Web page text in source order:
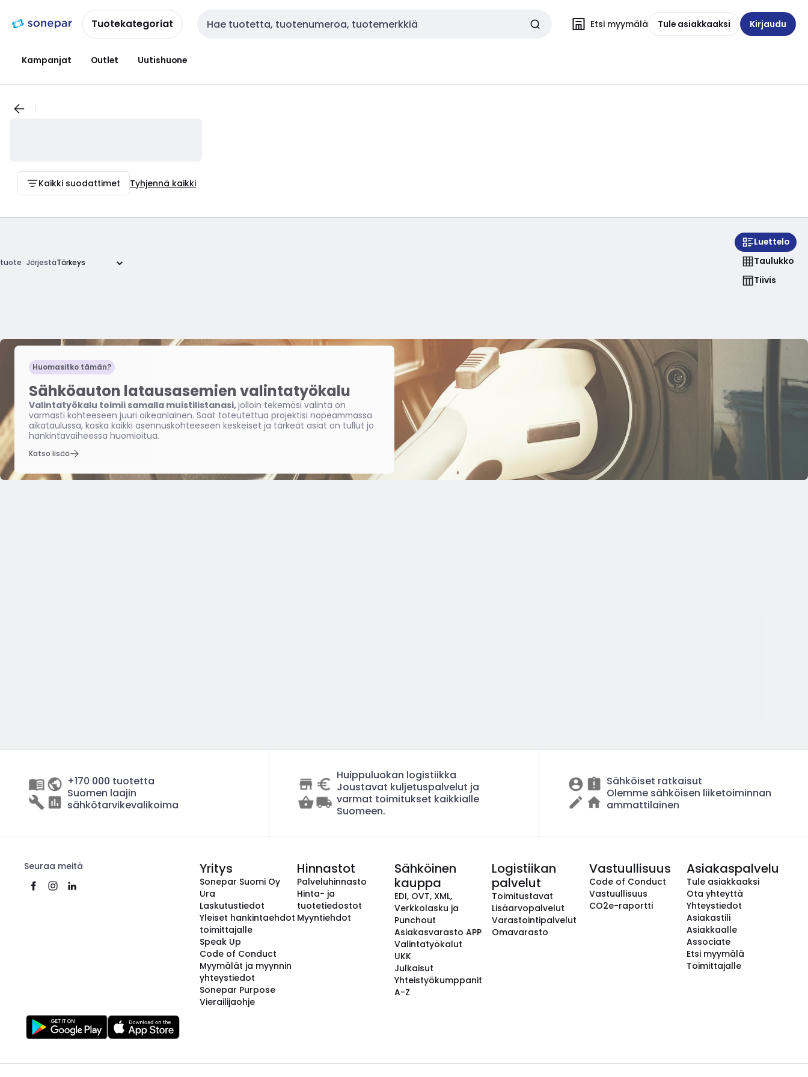
navigointiinsisältöönTuotekategoriat Haku Etsi myymälä Tule asiakkaaksi Kirjaudu
Kampanjat Outlet Uutishuone
Kaikki suodattimet Tyhjennä kaikki
tuote Järjestä
Luettelo
Taulukko
Tiivis
Huomasitko tämän?
Sähköauton latausasemien valintatyökalu
Valintatyökalu toimii samalla muistilistanasi,jolloin tekemäsi valinta on
varmasti kohteeseen juuri oikeanlainen. Saat toteutettua projektisi nopeammassa
aikataulussa, koska kaikki asennuskohteeseen keskeiset ja tärkeät asiat on tullut jo
hankintavaiheessa huomioitua.
Katso lisää
+170 000 tuotetta
Suomen laajin
sähkötarvikevalikoima
Huippuluokan logistiikka
Joustavat kuljetuspalvelut ja
varmat toimitukset kaikkialle
Suomeen.
Sähköiset ratkaisut
Olemme sähköisen liiketoiminnan
ammattilainen
Seuraa meitä Yritys
Sonepar Suomi Oy
Ura
Laskutustiedot
Yleiset hankintaehdot
toimittajalle
Speak Up
Code of Conduct
Myymälät ja myynnin
yhteystiedot
Sonepar Purpose
Vierailijaohje
Hinnastot
Palveluhinnasto
Hinta- ja
tuotetiedostot
Myyntiehdot
Sähköinen
kauppa
EDI, OVT, XML,
Verkkolasku ja
Punchout
Asiakasvarasto APP
Valintatyökalut
UKK
Julkaisut
Yhteistyökumppanit
A-Z
Logistiikan
palvelut
Toimitustavat
Lisäarvopalvelut
Varastointipalvelut
Omavarasto
Vastuullisuus
Code of Conduct
Vastuullisuus
CO2e-raportti
Asiakaspalvelu
Tule asiakkaaksi
Ota yhteyttä
Yhteystiedot
Asiakastili
Asiakkaalle
Associate
Etsi myymälä
Toimittajalle